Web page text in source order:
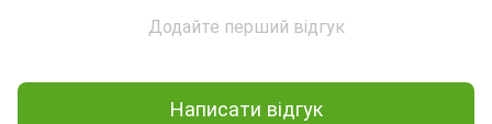
Додайте перший відгук
Написати відгук